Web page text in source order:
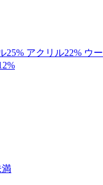
25% アクリル22% ウ
満